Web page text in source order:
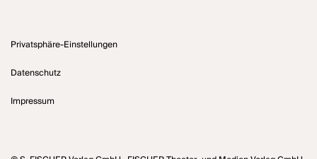
Privatsphäre-Einstellungen
Datenschutz
Impressum